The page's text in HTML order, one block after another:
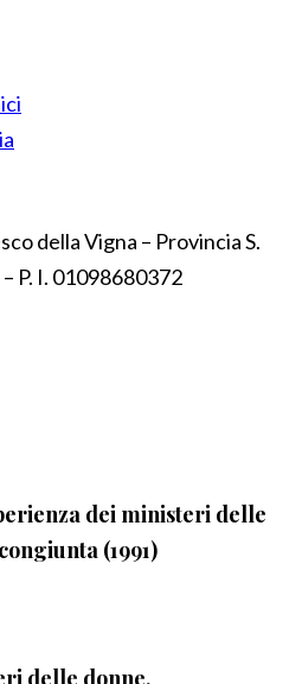
della Vigna – Provincia S.
P. I. 01098680372
dei ministeri delle
(1991)
delle donne,